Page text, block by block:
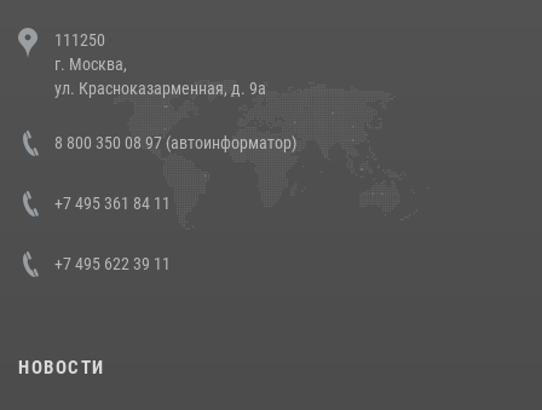
напавших на бригаду скорой помощи (видео)
14 июля 2026, 12:20
В Росгвардии прошла военно-научная конференция по обобщению
боевого опыта
111250
г. Москва,
ул. Красноказарменная, д. 9а
8 800 350 08 97 (автоинформатор)
+7 495 361 84 11
+7 495 622 39 11
НОВОСТИ